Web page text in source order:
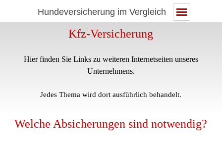
Hundeversicherung im Vergleich
Kfz-Versicherung
Hier finden Sie Links zu weiteren Internetseiten unseres
Unternehmens.
Jedes Thema wird dort ausführlich behandelt.
Welche Absicherungen sind notwendig?